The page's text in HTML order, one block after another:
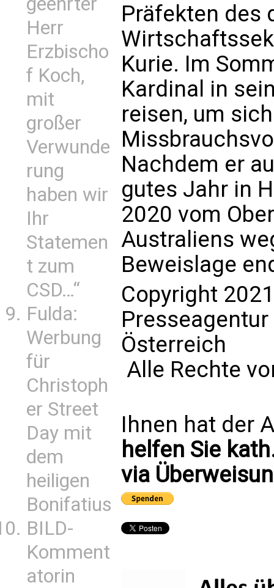
Herr
Erzbischo
f Koch,
mit
großer
Verwunde
rung
haben wir
Ihr
Statemen
t zum
CSD…“
Fulda:
Werbung
für
Christoph
er Street
Day mit
dem
heiligen
Bonifatius
BILD-
Komment
atorin
Präfekten des
Kurie. Im
Kardinal in
reisen, um
Nachdem er
gutes Jahr in
2020 vom
Australiens
Beweislage
Copyright
Presseagentur
Österreich
Alle Rechte
Ihnen hat der
helfen Sie
via